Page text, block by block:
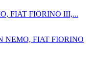
FIAT FIORINO III,...